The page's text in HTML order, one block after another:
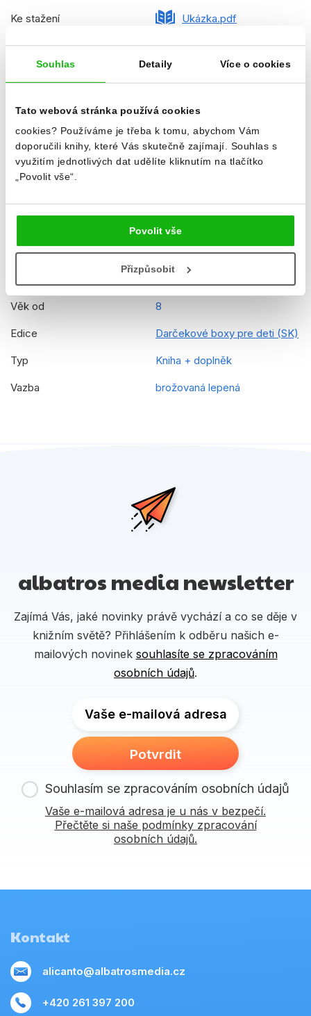
Souhlas Detaily Více o cookies
Tato webová stránka používá cookies
cookies? Používáme je třeba k tomu, abychom Vám
doporučili knihy, které Vás skutečně zajímají. Souhlas s
využitím jednotlivých dat udělíte kliknutím na tlačítko
„Povolit vše“.
Povolit vše
Přizpůsobit
Ke stažení Ukázka.pdf
Datum vydání 29.09.2023
220x270 mm
Jazyk slovenština
Řady Minecraft (SK)
Původní název
angličtina
Překladatel Jaroslav Brožina
Věk od 8
Edice Darčekové boxy pre deti (SK)
Typ Kniha + doplněk
Vazba brožovaná lepená
albatros media newsletter
Zajímá Vás, jaké novinky právě vychází a co se děje v
knižním světě? Přihlášením k odběru našich e-
mailových novinek souhlasíte se zpracováním
osobních údajů.
Vaše e-mailová adresa
Potvrdit
Souhlasím se zpracováním osobních údajů
Vaše e-mailová adresa je u nás v bezpečí.
Přečtěte si naše podmínky zpracování
osobních údajů.
Kontakt
alicanto@albatrosmedia.cz
+420 261 397 200